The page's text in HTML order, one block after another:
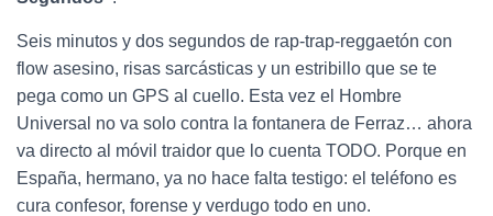
Seis minutos y dos segundos de rap-trap-reggaetón con
flow asesino, risas sarcásticas y un estribillo que se te
pega como un GPS al cuello. Esta vez el Hombre
Universal no va solo contra la fontanera de Ferraz… ahora
va directo al móvil traidor que lo cuenta TODO. Porque en
España, hermano, ya no hace falta testigo: el teléfono es
cura confesor, forense y verdugo todo en uno.